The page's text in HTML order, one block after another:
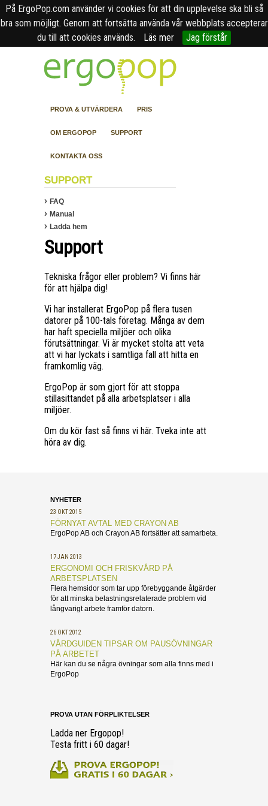
På ErgoPop.com använder vi cookies för att din upplevelse ska bli så
bra som möjligt. Genom att fortsätta använda vår webbplats accepterar
du till att cookies används.
Läs mer Jag förstår
PROVA & UTVÄRDERA PRIS
OM ERGOPOP SUPPORT
KONTAKTA OSS
SUPPORT
FAQ
Manual
Ladda hem
Support
Tekniska frågor eller problem? Vi finns här
för att hjälpa dig!
Vi har installerat ErgoPop på flera tusen
datorer på 100-tals företag. Många av dem
har haft speciella miljöer och olika
förutsättningar. Vi är mycket stolta att veta
att vi har lyckats i samtliga fall att hitta en
framkomlig väg.
ErgoPop är som gjort för att stoppa
stillasittandet på alla arbetsplatser i alla
miljöer.
Om du kör fast så finns vi här. Tveka inte att
höra av dig.
NYHETER
23 OKT 2015
FÖRNYAT AVTAL MED CRAYON AB
ErgoPop AB och Crayon AB fortsätter att samarbeta.
17 JAN 2013
ERGONOMI OCH FRISKVÅRD PÅ
ARBETSPLATSEN
Flera hemsidor som tar upp förebyggande åtgärder
för att minska belastningsrelaterade problem vid
långvarigt arbete framför datorn.
26 OKT 2012
VÅRDGUIDEN TIPSAR OM PAUSÖVNINGAR
PÅ ARBETET
Här kan du se några övningar som alla finns med i
ErgoPop
PROVA UTAN FÖRPLIKTELSER
Ladda ner Ergopop!
Testa fritt i 60 dagar!